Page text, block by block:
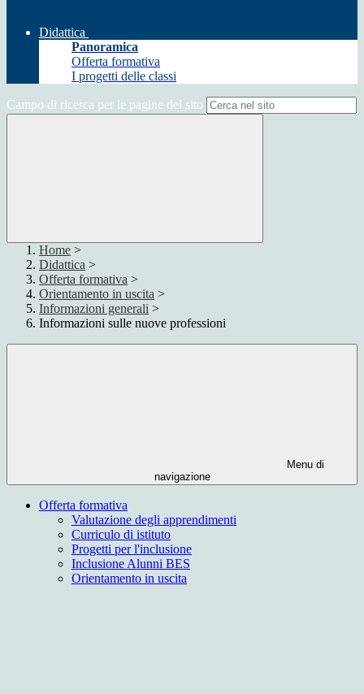
Didattica
Panoramica
Offerta formativa
I progetti delle classi
Campo di ricerca per le pagine del sito
Home >
Didattica >
Offerta formativa >
Orientamento in uscita >
Informazioni generali >
Informazioni sulle nuove professioni
Menu di
navigazione
Offerta formativa
Valutazione degli apprendimenti
Curriculo di istituto
Progetti per l'inclusione
Inclusione Alunni BES
Orientamento in uscita